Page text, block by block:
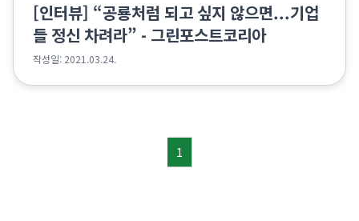
[인터뷰] “공룡처럼 되고 싶지 않으면...기업
들 정신 차려라” - 그린포스트코리아
작성일: 2021.03.24.
1